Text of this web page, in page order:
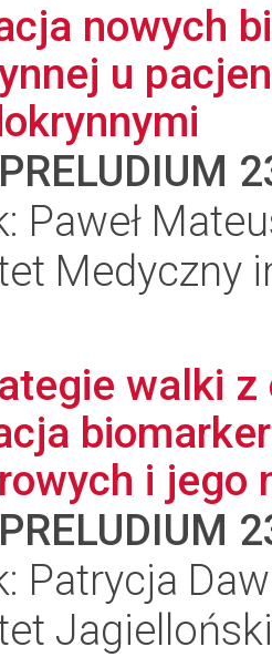
nowych
u
PRELUDIUM
Paweł
Medyczny
walki z
i jego
PRELUDIUM
Patrycja
Jagielloński